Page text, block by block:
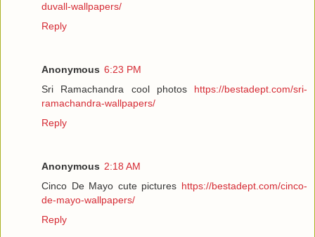
duvall-wallpapers/
Reply
Anonymous 6:23 PM
Sri Ramachandra cool photos https://bestadept.com/sri-
ramachandra-wallpapers/
Reply
Anonymous 2:18 AM
Cinco De Mayo cute pictures https://bestadept.com/cinco-
de-mayo-wallpapers/
Reply